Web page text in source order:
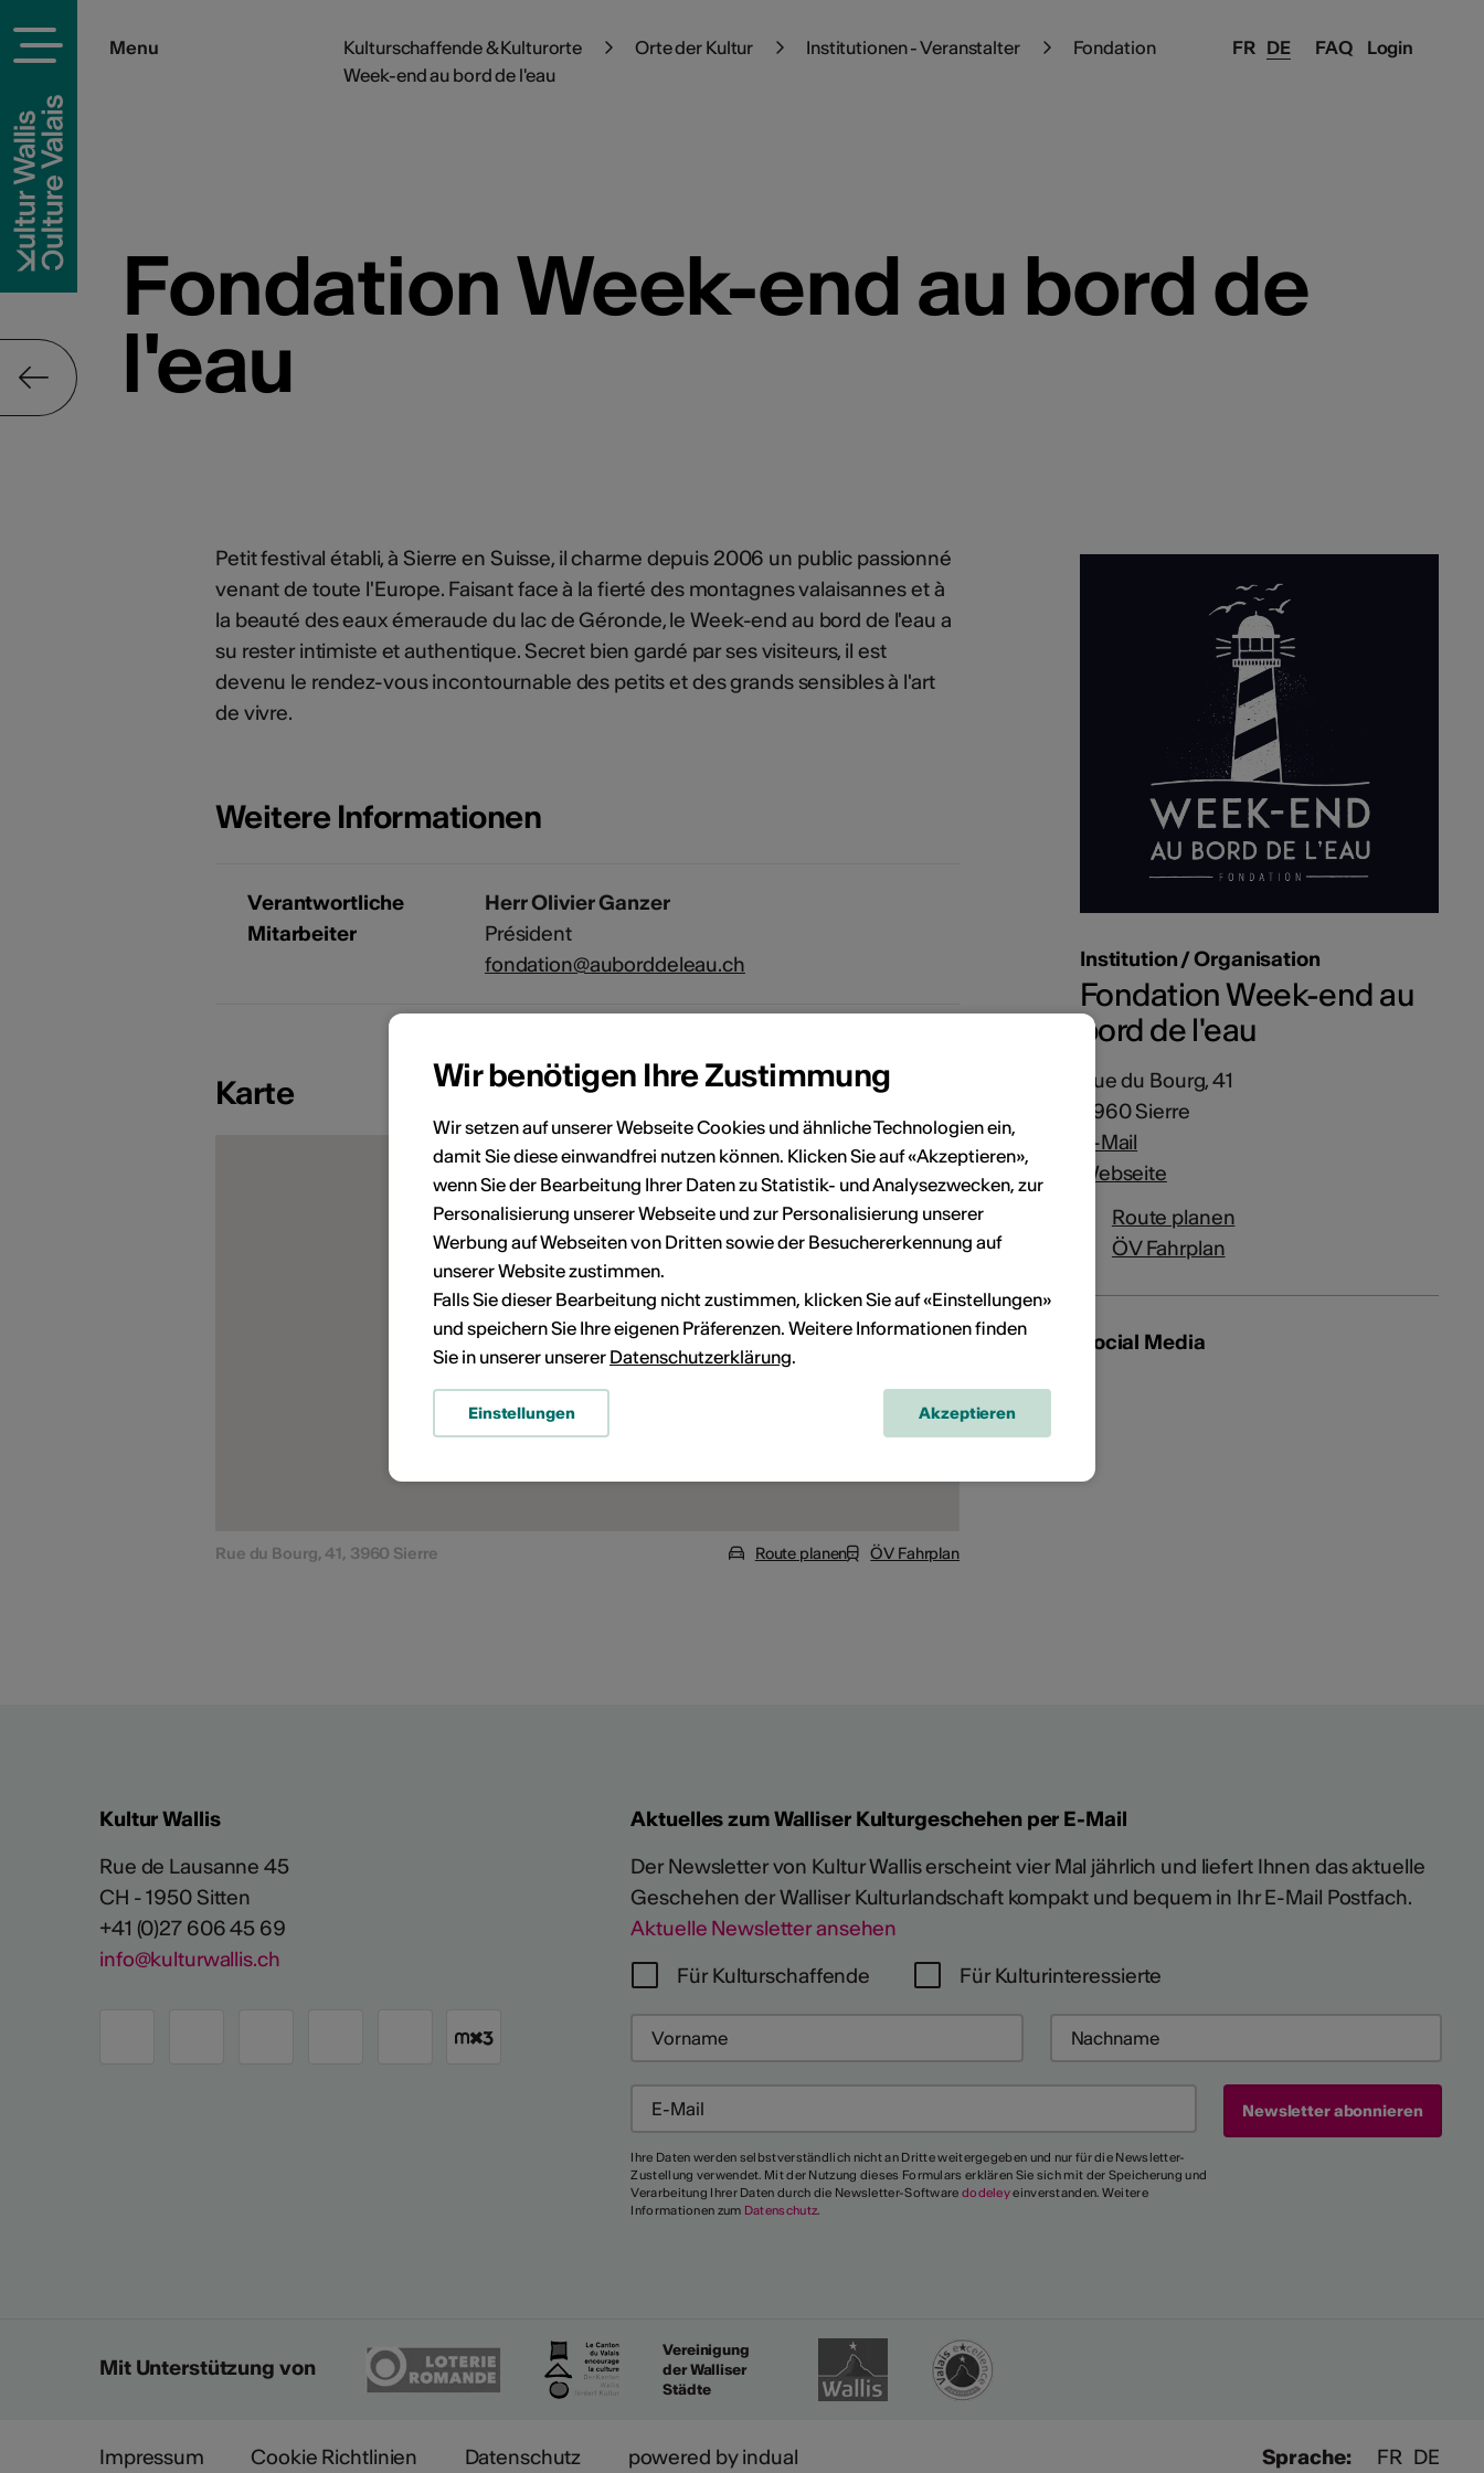
FAQ Login
Menu FR DE
Kulturschaffende & Kulturorte Orte der Kultur Institutionen - Veranstalter
Fondation
Week-end au bord de l'eau
Fondation Week-end au bord de
l'eau
Petit festival établi, à Sierre en Suisse, il charme depuis 2006 un public passionné
venant de toute l'Europe. Faisant face à la fierté des montagnes valaisannes et à
la beauté des eaux émeraude du lac de Géronde, le Week-end au bord de l'eau a
su rester intimiste et authentique. Secret bien gardé par ses visiteurs, il est
devenu le rendez-vous incontournable des petits et des grands sensibles à l'art
de vivre.
Weitere Informationen
Verantwortliche
Mitarbeiter
Herr Olivier Ganzer
Président
fondation@auborddeleau.ch
Karte
Rue du Bourg, 41, 3960 Sierre Route planen ÖV Fahrplan
Institution / Organisation
Fondation Week-end au
bord de l'eau
Rue du Bourg, 41
3960 Sierre
E-Mail
Webseite
Route planen
ÖV Fahrplan
Social Media
Kultur Wallis
Rue de Lausanne 45
CH - 1950 Sitten
+41 (0)27 606 45 69
info@kulturwallis.ch
Aktuelles zum Walliser Kulturgeschehen per E-Mail
Der Newsletter von Kultur Wallis erscheint vier Mal jährlich und liefert Ihnen das aktuelle
Geschehen der Walliser Kulturlandschaft kompakt und bequem in Ihr E-Mail Postfach.
Aktuelle Newsletter ansehen
Für Kulturschaffende
Für Kulturinteressierte
Ihre Daten werden selbstverständlich nicht an Dritte weitergegeben und nur für die Newsletter-
Zustellung verwendet. Mit der Nutzung dieses Formulars erklären Sie sich mit der Speicherung und
Verarbeitung Ihrer Daten durch die Newsletter-Software dodeleyeinverstanden. Weitere
Informationen zum Datenschutz.
Mit Unterstützung von
Vereinigung
der Walliser
Städte
Impressum Cookie Richtlinien Datenschutz powered by indual Sprache: FR DE
Wir benötigen Ihre Zustimmung
Wir setzen auf unserer Webseite Cookies und ähnliche Technologien ein,
damit Sie diese einwandfrei nutzen können. Klicken Sie auf «Akzeptieren»,
wenn Sie der Bearbeitung Ihrer Daten zu Statistik- und Analysezwecken, zur
Personalisierung unserer Webseite und zur Personalisierung unserer
Werbung auf Webseiten von Dritten sowie der Besuchererkennung auf
unserer Website zustimmen.
Falls Sie dieser Bearbeitung nicht zustimmen, klicken Sie auf «Einstellungen»
und speichern Sie Ihre eigenen Präferenzen. Weitere Informationen finden
Sie in unserer unserer Datenschutzerklärung.
Einstellungen Akzeptieren